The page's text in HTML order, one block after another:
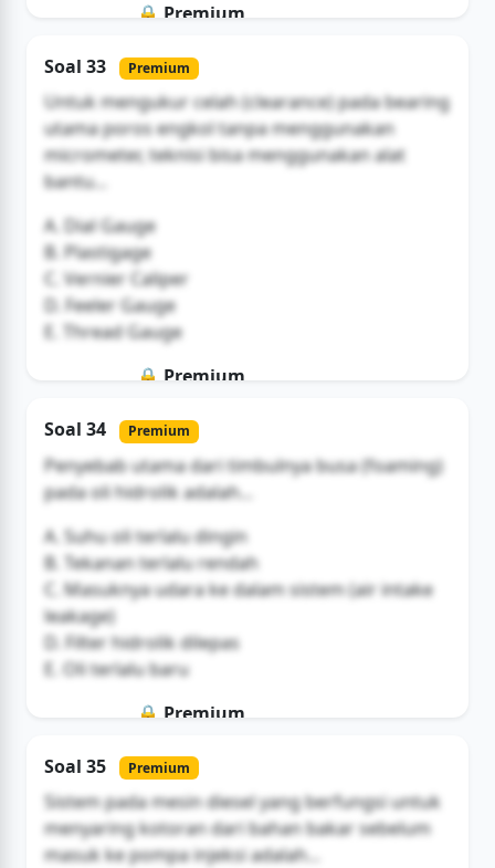
🔒 Premium
Buka Akses
Soal 33 Premium
Untuk mengukur celah (clearance) pada bearing
utama poros engkol tanpa menggunakan
micrometer, teknisi bisa menggunakan alat
bantu...
A. Dial Gauge
B. Plastigage
C. Vernier Caliper
D. Feeler Gauge
E. Thread Gauge
🔒 Premium
Buka Akses
Soal 34 Premium
Penyebab utama dari timbulnya busa (foaming)
pada oli hidrolik adalah...
A. Suhu oli terlalu dingin
B. Tekanan terlalu rendah
C. Masuknya udara ke dalam sistem (air intake
leakage)
D. Filter hidrolik dilepas
E. Oli terlalu baru
🔒 Premium
Buka Akses
Soal 35 Premium
Sistem pada mesin diesel yang berfungsi untuk
menyaring kotoran dari bahan bakar sebelum
masuk ke pompa injeksi adalah...